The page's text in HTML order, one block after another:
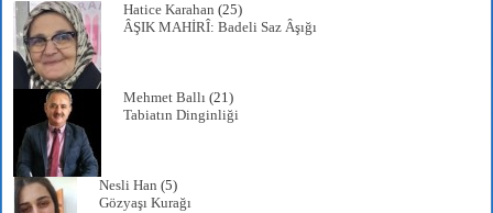
Hatice Karahan (25)
ÂŞIK MAHİRÎ: Badeli Saz Âşığı
Mehmet Ballı (21)
Tabiatın Dinginliği
Nesli Han (5)
Gözyaşı Kurağı